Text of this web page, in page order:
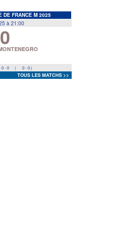
DE FRANCE M 2025
à 21:00
0
0 - 0 | 0 - 0 )
TOUS LES MATCHS >>